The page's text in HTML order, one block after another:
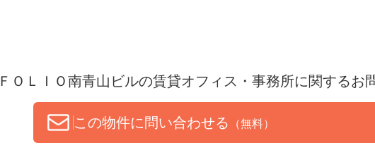
ＦＯＬＩＯ南青山ビルの賃貸オフィス・事務所に関するお
この物件に問い合わせる （無料）